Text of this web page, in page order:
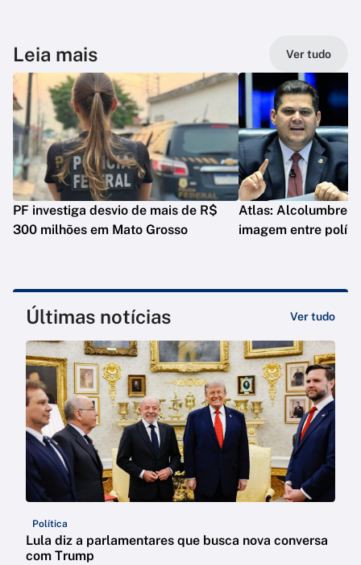
Leia mais Ver tudo
PF investiga desvio de mais de R$
300 milhões em Mato Grosso
Atlas: Alcolumbre
imagem entre
Últimas notícias Ver tudo
Política
Lula diz a parlamentares que busca nova conversa
com Trump